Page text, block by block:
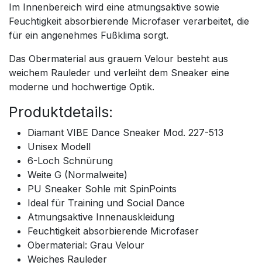
Im Innenbereich wird eine atmungsaktive sowie
Feuchtigkeit absorbierende Microfaser verarbeitet, die
für ein angenehmes Fußklima sorgt.
Das Obermaterial aus grauem Velour besteht aus
weichem Rauleder und verleiht dem Sneaker eine
moderne und hochwertige Optik.
Produktdetails:
Diamant VIBE Dance Sneaker Mod. 227-513
Unisex Modell
6-Loch Schnürung
Weite G (Normalweite)
PU Sneaker Sohle mit SpinPoints
Ideal für Training und Social Dance
Atmungsaktive Innenauskleidung
Feuchtigkeit absorbierende Microfaser
Obermaterial: Grau Velour
Weiches Rauleder